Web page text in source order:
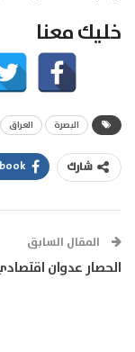
خليك معنا
البصرة العراق
شارك
المقال السابق
الحصار عدوان